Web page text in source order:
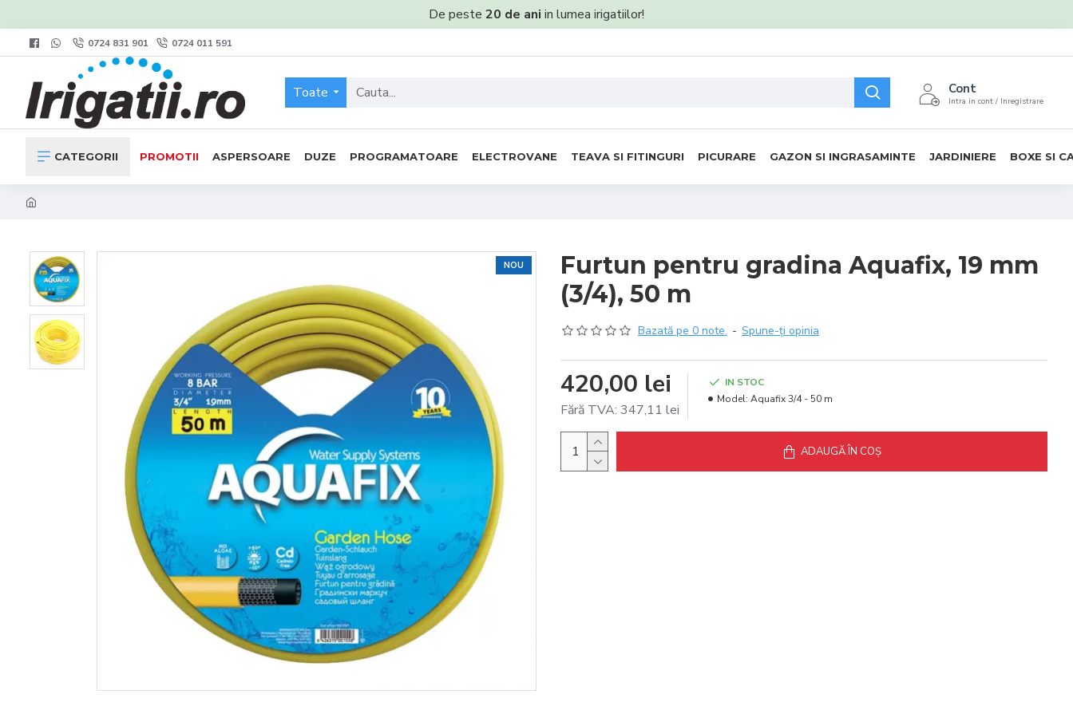
De peste 20 de ani in lumea irigatiilor!
0724 831 901 0724 011 591
Toate Cont
Intra in cont / Inregistrare
CATEGORII PROMOTII ASPERSOARE DUZE PROGRAMATOARE ELECTROVANE TEAVA SI FITINGURI PICURARE GAZON SI INGRASAMINTE JARDINIERE BOXE SI
NOU
Furtun pentru gradina Aquafix, 19 mm
(3/4), 50 m
Bazată pe 0 note. - Spune-ţi opinia
420,00 lei
Fără TVA: 347,11 lei
IN STOC
Model: Aquafix 3/4 - 50 m
ADAUGĂ ÎN COŞ